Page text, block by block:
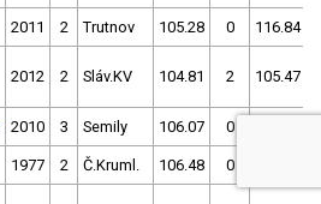
2011 2 Trutnov 105.28 0 116.84
2012 2 Sláv.KV 104.81 2 105.47
2010 3 Semily 106.07 0
1977 2 Č.Kruml. 106.48 0